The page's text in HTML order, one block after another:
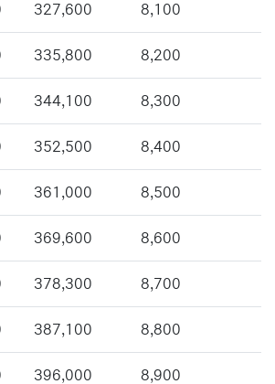
327,600 8,100
335,800 8,200
344,100 8,300
352,500 8,400
361,000 8,500
369,600 8,600
378,300 8,700
387,100 8,800
396,000 8,900